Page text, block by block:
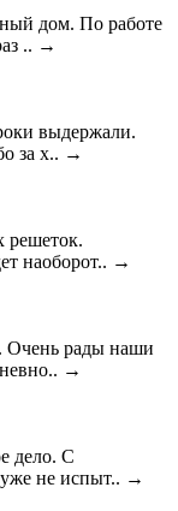
дом. По работе
.. →
выдержали.
за х.. →
решеток.
наоборот.. →
Очень рады наши
→
дело. С
не испыт.. →